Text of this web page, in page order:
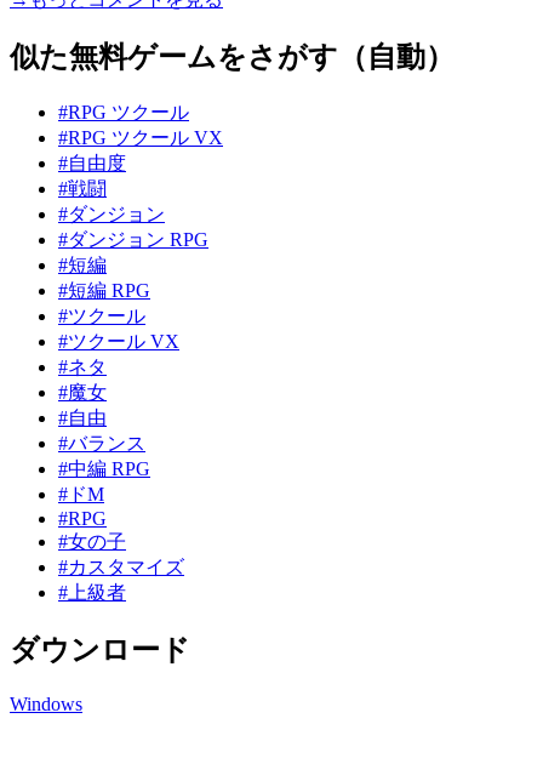
似た無料ゲームをさがす（自動）
#RPG ツクール
#RPG ツクール VX
#自由度
#戦闘
#ダンジョン
#ダンジョン RPG
#短編
#短編 RPG
#ツクール
#ツクール VX
#ネタ
#魔女
#自由
#バランス
#中編 RPG
#ドM
#RPG
#女の子
#カスタマイズ
#上級者
ダウンロード
Windows